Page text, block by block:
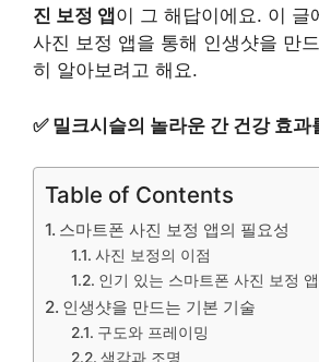
진 보정 앱 이 그 해답이에요. 이 글
사진 보정 앱을 통해 인생샷을 만
히 알아보려고 해요.
✅ 밀크시슬의 놀라운 간 건강 효과
Table of Contents
스마트폰 사진 보정 앱의 필요성
사진 보정의 이점
인기 있는 스마트폰 사진 보정
인생샷을 만드는 기본 기술
구도와 프레이밍
색감과 조명